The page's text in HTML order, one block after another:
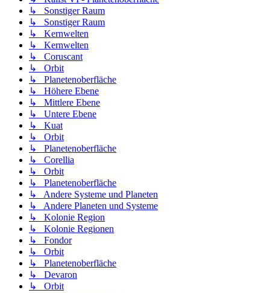
↳ Sonstiger Raum
↳ Sonstiger Raum
↳ Kernwelten
↳ Kernwelten
↳ Coruscant
↳ Orbit
↳ Planetenoberfläche
↳ Höhere Ebene
↳ Mittlere Ebene
↳ Untere Ebene
↳ Kuat
↳ Orbit
↳ Planetenoberfläche
↳ Corellia
↳ Orbit
↳ Planetenoberfläche
↳ Andere Systeme und Planeten
↳ Andere Planeten und Systeme
↳ Kolonie Region
↳ Kolonie Regionen
↳ Fondor
↳ Orbit
↳ Planetenoberfläche
↳ Devaron
↳ Orbit